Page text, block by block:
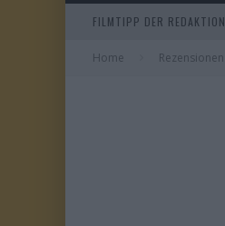
FILMTIPP DER REDAKTION
Home Rezensionen